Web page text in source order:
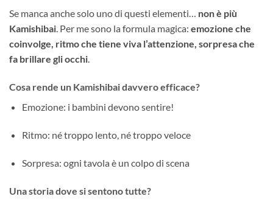
Se manca anche solo uno di questi elementi… non è più
Kamishibai. Per me sono la formula magica: emozione che
coinvolge, ritmo che tiene viva l’attenzione, sorpresa che
fa brillare gli occhi.
Cosa rende un Kamishibai davvero efficace?
Emozione: i bambini devono sentire!
Ritmo: né troppo lento, né troppo veloce
Sorpresa: ogni tavola è un colpo di scena
Una storia dove si sentono tutte?